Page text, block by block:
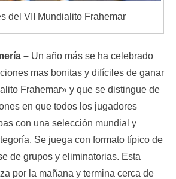
del VII Mundialito Frahemar
– Un año más se ha celebrado
mas bonitas y difíciles de ganar
Frahemar» y que se distingue de
en que todos los jugadores
con una selección mundial y
Se juega con formato típico de
de grupos y eliminatorias. Esta
por la mañana y termina cerca de